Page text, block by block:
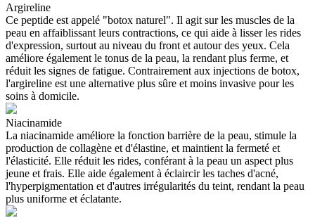
Argireline
Ce peptide est appelé "botox naturel". Il agit sur les muscles de la
peau en affaiblissant leurs contractions, ce qui aide à lisser les rides
d'expression, surtout au niveau du front et autour des yeux. Cela
améliore également le tonus de la peau, la rendant plus ferme, et
réduit les signes de fatigue. Contrairement aux injections de botox,
l'argireline est une alternative plus sûre et moins invasive pour les
soins à domicile.
Niacinamide
La niacinamide améliore la fonction barrière de la peau, stimule la
production de collagène et d'élastine, et maintient la fermeté et
l'élasticité. Elle réduit les rides, conférant à la peau un aspect plus
jeune et frais. Elle aide également à éclaircir les taches d'acné,
l'hyperpigmentation et d'autres irrégularités du teint, rendant la peau
plus uniforme et éclatante.